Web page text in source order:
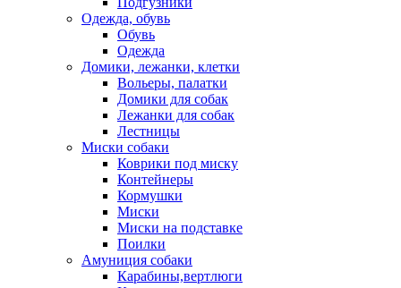
Одежда, обувь
Обувь
Одежда
Домики, лежанки, клетки
Вольеры, палатки
Домики для собак
Лежанки для собак
Лестницы
Миски собаки
Коврики под миску
Контейнеры
Кормушки
Миски
Миски на подставке
Поилки
Амуниция собаки
Карабины,вертлюги